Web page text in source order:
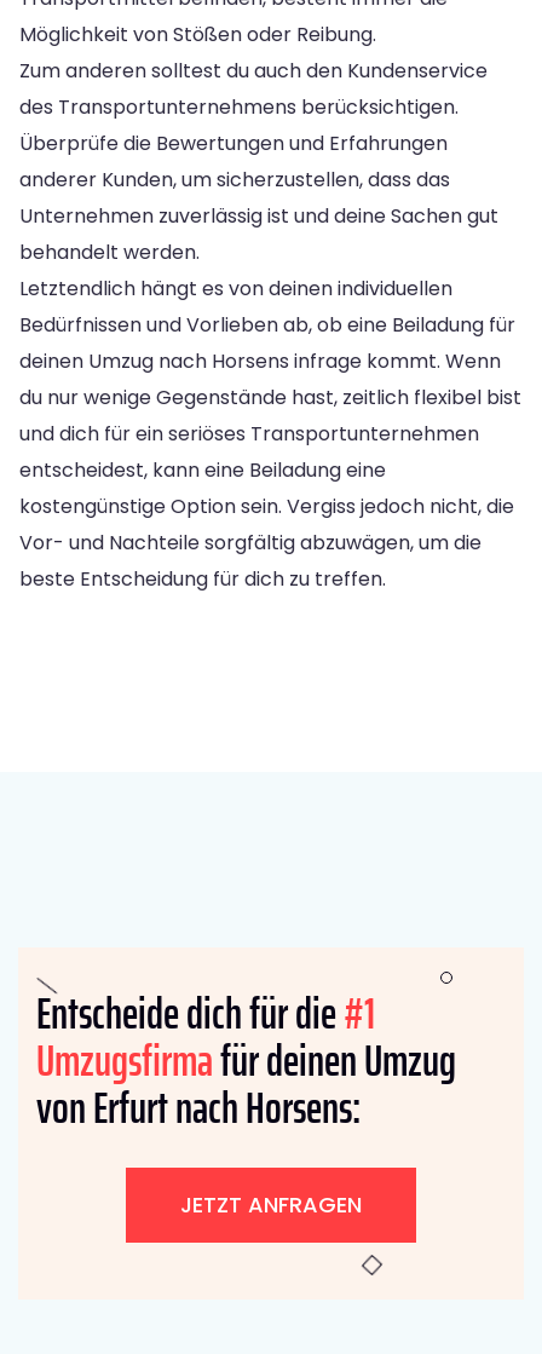
Möglichkeit von Stößen oder Reibung.
Zum anderen solltest du auch den Kundenservice
des Transportunternehmens berücksichtigen.
Überprüfe die Bewertungen und Erfahrungen
anderer Kunden, um sicherzustellen, dass das
Unternehmen zuverlässig ist und deine Sachen gut
behandelt werden.
Letztendlich hängt es von deinen individuellen
Bedürfnissen und Vorlieben ab, ob eine Beiladung für
deinen Umzug nach Horsens infrage kommt. Wenn
du nur wenige Gegenstände hast, zeitlich flexibel bist
und dich für ein seriöses Transportunternehmen
entscheidest, kann eine Beiladung eine
kostengünstige Option sein. Vergiss jedoch nicht, die
Vor- und Nachteile sorgfältig abzuwägen, um die
beste Entscheidung für dich zu treffen.
Entscheide dich für die#1
Umzugsfirmafür deinen Umzug
von Erfurt nach Horsens:
JETZT ANFRAGEN